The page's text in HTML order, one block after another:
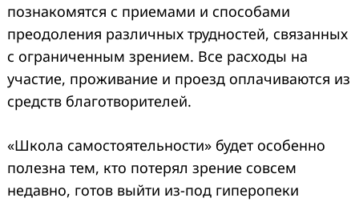
познакомятся с приемами и способами
преодоления различных трудностей, связанных
с ограниченным зрением. Все расходы на
участие, проживание и проезд оплачиваются из
средств благотворителей.
«Школа самостоятельности» будет особенно
полезна тем, кто потерял зрение совсем
недавно, готов выйти из-под гиперопеки